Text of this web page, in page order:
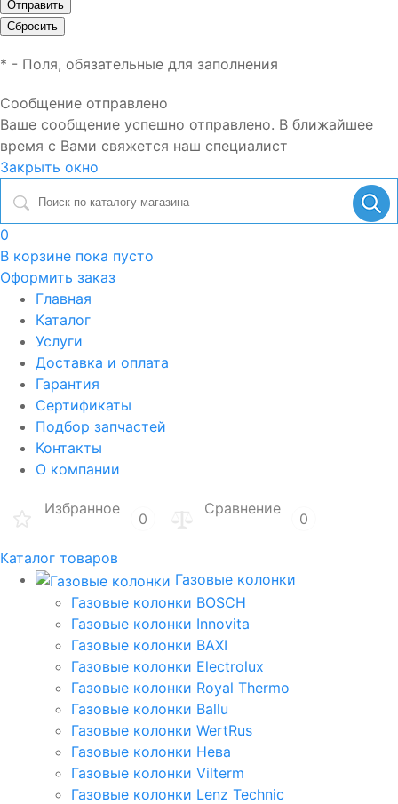
* - Поля, обязательные для заполнения
Сообщение отправлено
Ваше сообщение успешно отправлено. В ближайшее
время с Вами свяжется наш специалист
Закрыть окно
0
В корзине пока пусто
Оформить заказ
Главная
Каталог
Услуги
Доставка и оплата
Гарантия
Сертификаты
Подбор запчастей
Контакты
О компании
Избранное
0
Сравнение
0
Каталог товаров
Газовые колонки
Газовые колонки BOSCH
Газовые колонки Innovita
Газовые колонки BAXI
Газовые колонки Electrolux
Газовые колонки Royal Thermo
Газовые колонки Ballu
Газовые колонки WertRus
Газовые колонки Нева
Газовые колонки Vilterm
Газовые колонки Lenz Technic